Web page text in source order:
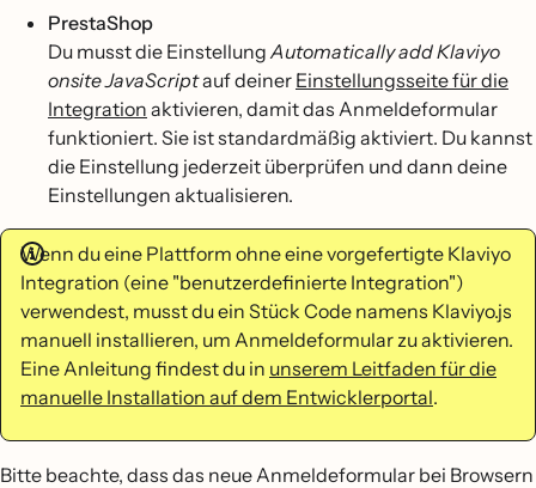
PrestaShop
Du musst die EinstellungAutomatically add Klaviyo
onsite JavaScriptauf deiner Einstellungsseite für die
Integration aktivieren, damit das Anmeldeformular
funktioniert. Sie ist standardmäßig aktiviert. Du kannst
die Einstellung jederzeit überprüfen und dann deine
Einstellungen aktualisieren.
Wenn du eine Plattform ohne eine vorgefertigte Klaviyo
Integration (eine "benutzerdefinierte Integration")
verwendest, musst du ein Stück Code namens Klaviyo.js
manuell installieren, um Anmeldeformular zu aktivieren.
Eine Anleitung findest du in unserem Leitfaden für die
manuelle Installation auf dem Entwicklerportal.
Bitte beachte, dass das neue Anmeldeformular bei Browsern